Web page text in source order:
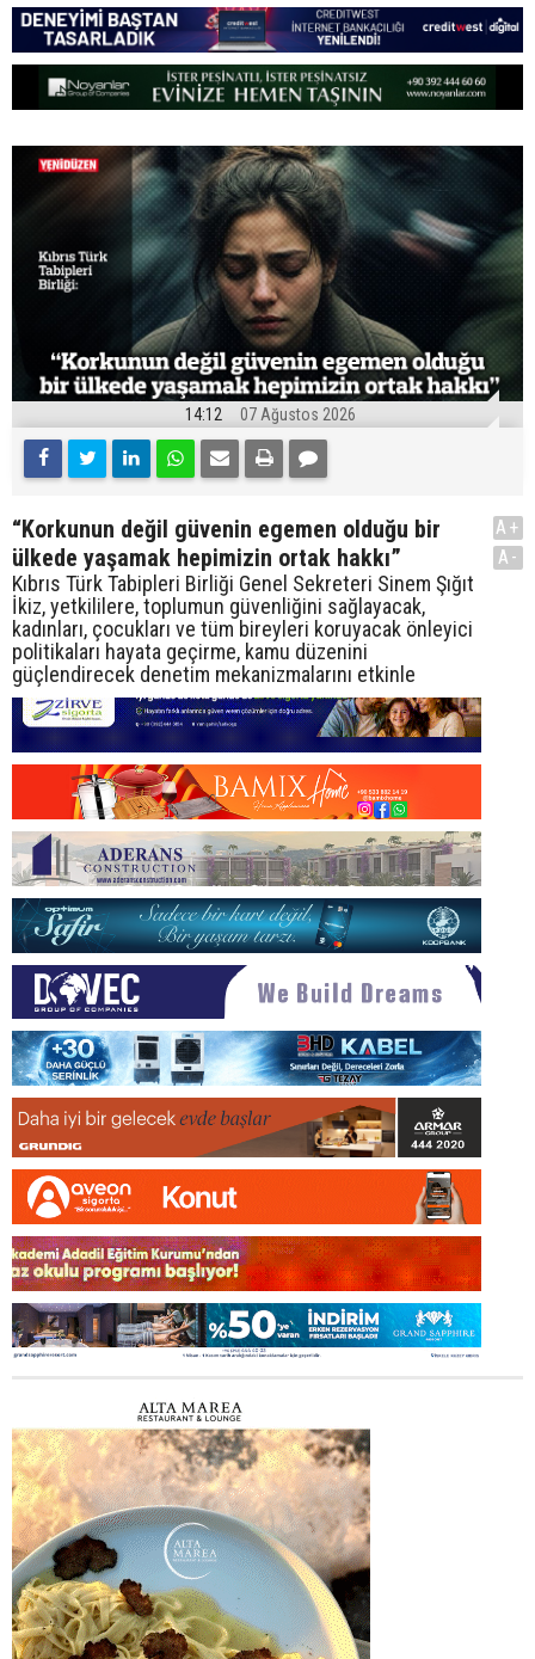
14:12 07 Ağustos 2026
“Korkunun değil güvenin egemen olduğu bir
ülkede yaşamak hepimizin ortak hakkı”
Kıbrıs Türk Tabipleri Birliği Genel Sekreteri Sinem Şığıt
İkiz, yetkililere, toplumun güvenliğini sağlayacak,
kadınları, çocukları ve tüm bireyleri koruyacak önleyici
politikaları hayata geçirme, kamu düzenini
güçlendirecek denetim mekanizmalarını etkinle
A+
A-